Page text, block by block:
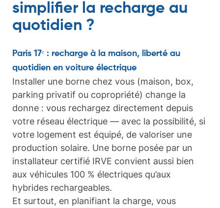
simplifier la recharge au
quotidien ?
Paris 17ᵉ : recharge à la maison, liberté au
quotidien en voiture électrique
Installer une borne chez vous (maison, box,
parking privatif ou copropriété) change la
donne : vous rechargez directement depuis
votre réseau électrique — avec la possibilité, si
votre logement est équipé, de valoriser une
production solaire. Une borne posée par un
installateur certifié IRVE convient aussi bien
aux véhicules 100 % électriques qu’aux
hybrides rechargeables.
Et surtout, en planifiant la charge, vous